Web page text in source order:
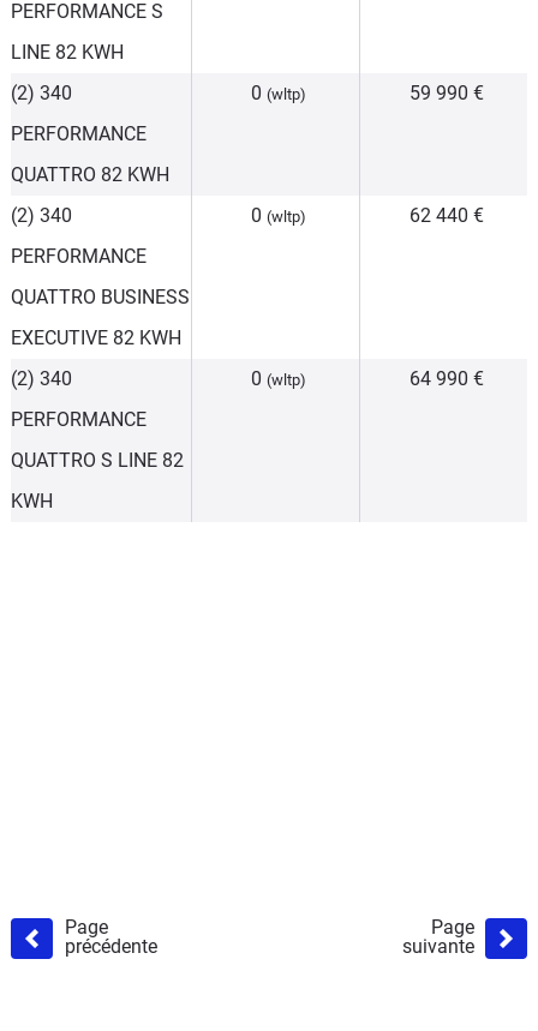
PERFORMANCE S
LINE 82 KWH
(2) 340
PERFORMANCE
QUATTRO 82 KWH
0 (wltp) 59 990 €
(2) 340
PERFORMANCE
QUATTRO BUSINESS
EXECUTIVE 82 KWH
0 (wltp) 62 440 €
(2) 340
PERFORMANCE
QUATTRO S LINE 82
KWH
0 (wltp) 64 990 €
Page
précédente
Page
suivante